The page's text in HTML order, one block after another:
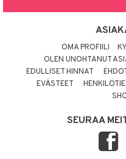
OMA PROFIILI
OLEN UNOHTANUT
EDULLISET HINNAT
EVÄSTEET
SEURAA